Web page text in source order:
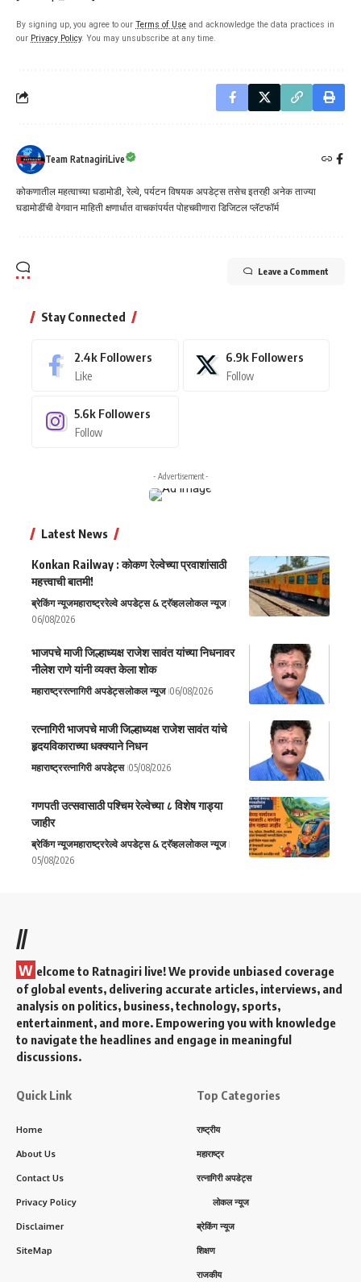
By signing up, you agree to our Terms of Use and acknowledge the data practices in
our Privacy Policy. You may unsubscribe at any time.
Team RatnagiriLive
कोकणातील महत्वाच्या घडामोडी, रेल्वे, पर्यटन विषयक अपडेट्स तसेच इतरही अनेक ताज्या
घडामोडींची वेगवान माहिती क्षणार्धात वाचकांपर्यत पोहचवीणारा डिजिटल प्लॅटफॉर्म
Leave a Comment
Stay Connected
2.4k Followers
Like
6.9k Followers
Follow
5.6k Followers
Follow
- Advertisement -
Latest News
Konkan Railway : कोकण रेल्वेच्या प्रवाशांसाठी
महत्त्वाची बातमी!
ब्रेकिंग न्यूजमहाराष्ट्ररेल्वे अपडेट्स & ट्रॅव्हललोकल न्यूज
06/08/2026
भाजपचे माजी जिल्हाध्यक्ष राजेश सावंत यांच्या निधनावर
नीलेश राणे यांनी व्यक्त केला शोक
महाराष्ट्ररत्नागिरी अपडेट्सलोकल न्यूज 06/08/2026
रत्नागिरी भाजपचे माजी जिल्हाध्यक्ष राजेश सावंत यांचे
हृदयविकाराच्या धक्क्याने निधन
महाराष्ट्ररत्नागिरी अपडेट्स 05/08/2026
गणपती उत्सवासाठी पश्चिम रेल्वेच्या ८ विशेष गाड्या
जाहीर
ब्रेकिंग न्यूजमहाराष्ट्ररेल्वे अपडेट्स & ट्रॅव्हललोकल न्यूज
05/08/2026
//
W elcome to Ratnagiri live! We provide unbiased coverage
of global events, delivering accurate articles, interviews, and
analysis on politics, business, technology, sports,
entertainment, and more. Empowering you with knowledge
to navigate the headlines and engage in meaningful
discussions.
Quick Link
Home
About Us
Contact Us
Privacy Policy
Disclaimer
SiteMap
Top Categories
राष्ट्रीय
महाराष्ट्र
रत्नागिरी अपडेट्स
लोकल न्यूज
ब्रेकिंग न्यूज
शिक्षण
राजकीय